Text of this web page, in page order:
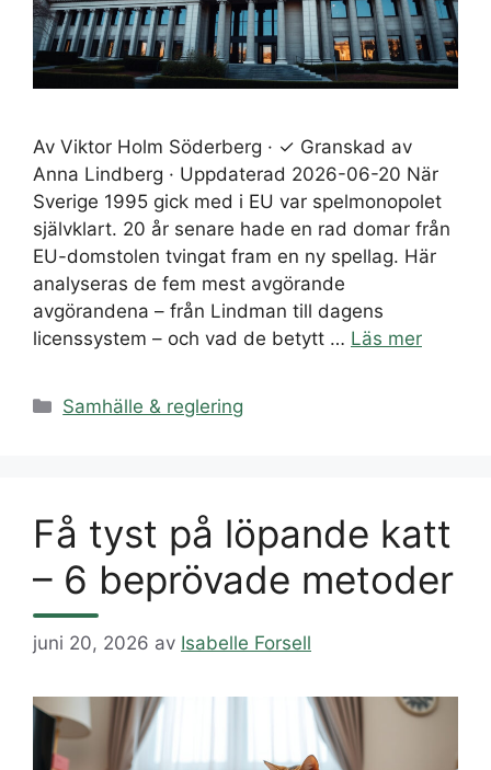
Av Viktor Holm Söderberg · ✓ Granskad av
Anna Lindberg · Uppdaterad 2026-06-20 När
Sverige 1995 gick med i EU var spelmonopolet
självklart. 20 år senare hade en rad domar från
EU-domstolen tvingat fram en ny spellag. Här
analyseras de fem mest avgörande
avgörandena – från Lindman till dagens
licenssystem – och vad de betytt … Läs mer
Kategorier
Samhälle & reglering
Få tyst på löpande katt
– 6 beprövade metoder
juni 20, 2026 av Isabelle Forsell